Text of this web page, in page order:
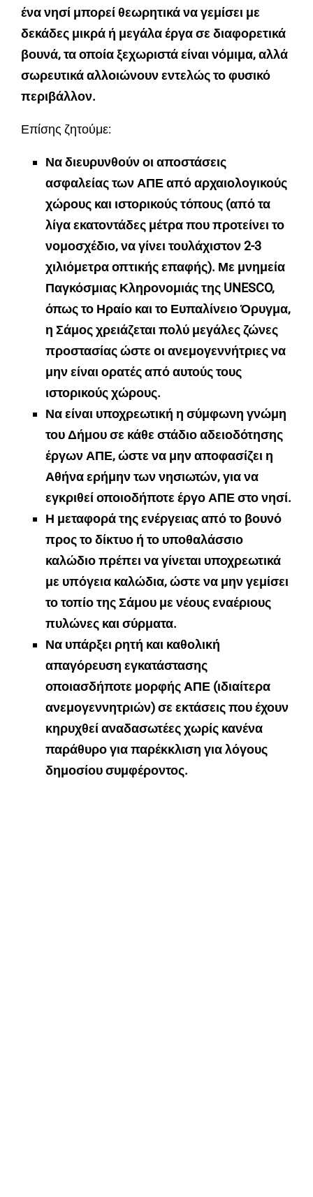
ένα νησί μπορεί θεωρητικά να γεμίσει με
δεκάδες μικρά ή μεγάλα έργα σε διαφορετικά
βουνά, τα οποία ξεχωριστά είναι νόμιμα, αλλά
σωρευτικά αλλοιώνουν εντελώς το φυσικό
περιβάλλον.
Επίσης ζητούμε:
Να διευρυνθούν οι αποστάσεις
ασφαλείας των ΑΠΕ από αρχαιολογικούς
χώρους και ιστορικούς τόπους (από τα
λίγα εκατοντάδες μέτρα που προτείνει το
νομοσχέδιο, να γίνει τουλάχιστον 2-3
χιλιόμετρα οπτικής επαφής). Με μνημεία
Παγκόσμιας Κληρονομιάς της UNESCO,
όπως το Ηραίο και το Ευπαλίνειο Όρυγμα,
η Σάμος χρειάζεται πολύ μεγάλες ζώνες
προστασίας ώστε οι ανεμογεννήτριες να
μην είναι ορατές από αυτούς τους
ιστορικούς χώρους.
Να είναι υποχρεωτική η σύμφωνη γνώμη
του Δήμου σε κάθε στάδιο αδειοδότησης
έργων ΑΠΕ, ώστε να μην αποφασίζει η
Αθήνα ερήμην των νησιωτών, για να
εγκριθεί οποιοδήποτε έργο ΑΠΕ στο νησί.
Η μεταφορά της ενέργειας από το βουνό
προς το δίκτυο ή το υποθαλάσσιο
καλώδιο πρέπει να γίνεται υποχρεωτικά
με υπόγεια καλώδια, ώστε να μην γεμίσει
το τοπίο της Σάμου με νέους εναέριους
πυλώνες και σύρματα.
Να υπάρξει ρητή και καθολική
απαγόρευση εγκατάστασης
οποιασδήποτε μορφής ΑΠΕ (ιδιαίτερα
ανεμογεννητριών) σε εκτάσεις που έχουν
κηρυχθεί αναδασωτέες χωρίς κανένα
παράθυρο για παρέκκλιση για λόγους
δημοσίου συμφέροντος.